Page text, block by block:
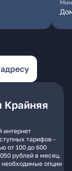
Крайняя
интернет
тарифов -
от 100 до 600
рублей в месяц.
необходимые опции